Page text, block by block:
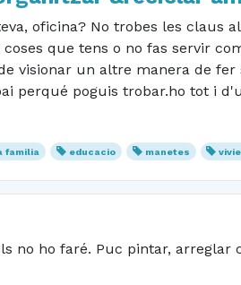
oficina? No trobes les claus
que tens o no fas servir
visionar un altre manera de
perqué poguis trobar.ho tot i
familia educacio manetes
no ho faré. Puc pintar,